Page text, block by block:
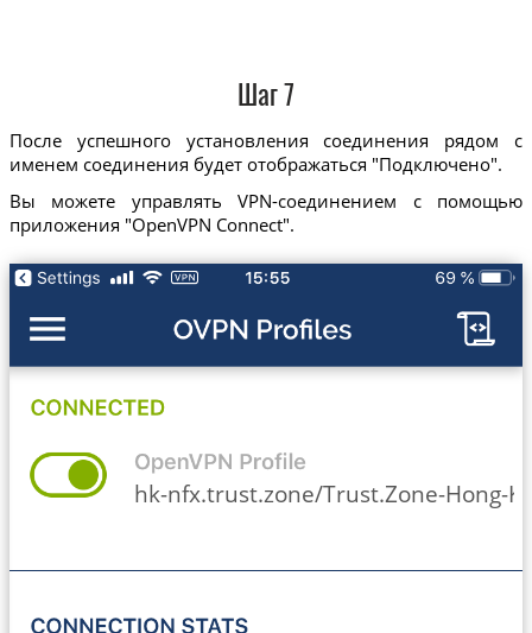
Шаг 7
После успешного установления соединения рядом с
именем соединения будет отображаться "Подключено".
Вы можете управлять VPN-соединением с помощью
приложения "OpenVPN Connect".
hk-nfx.trust.zone/Trust.Zone-Hong-